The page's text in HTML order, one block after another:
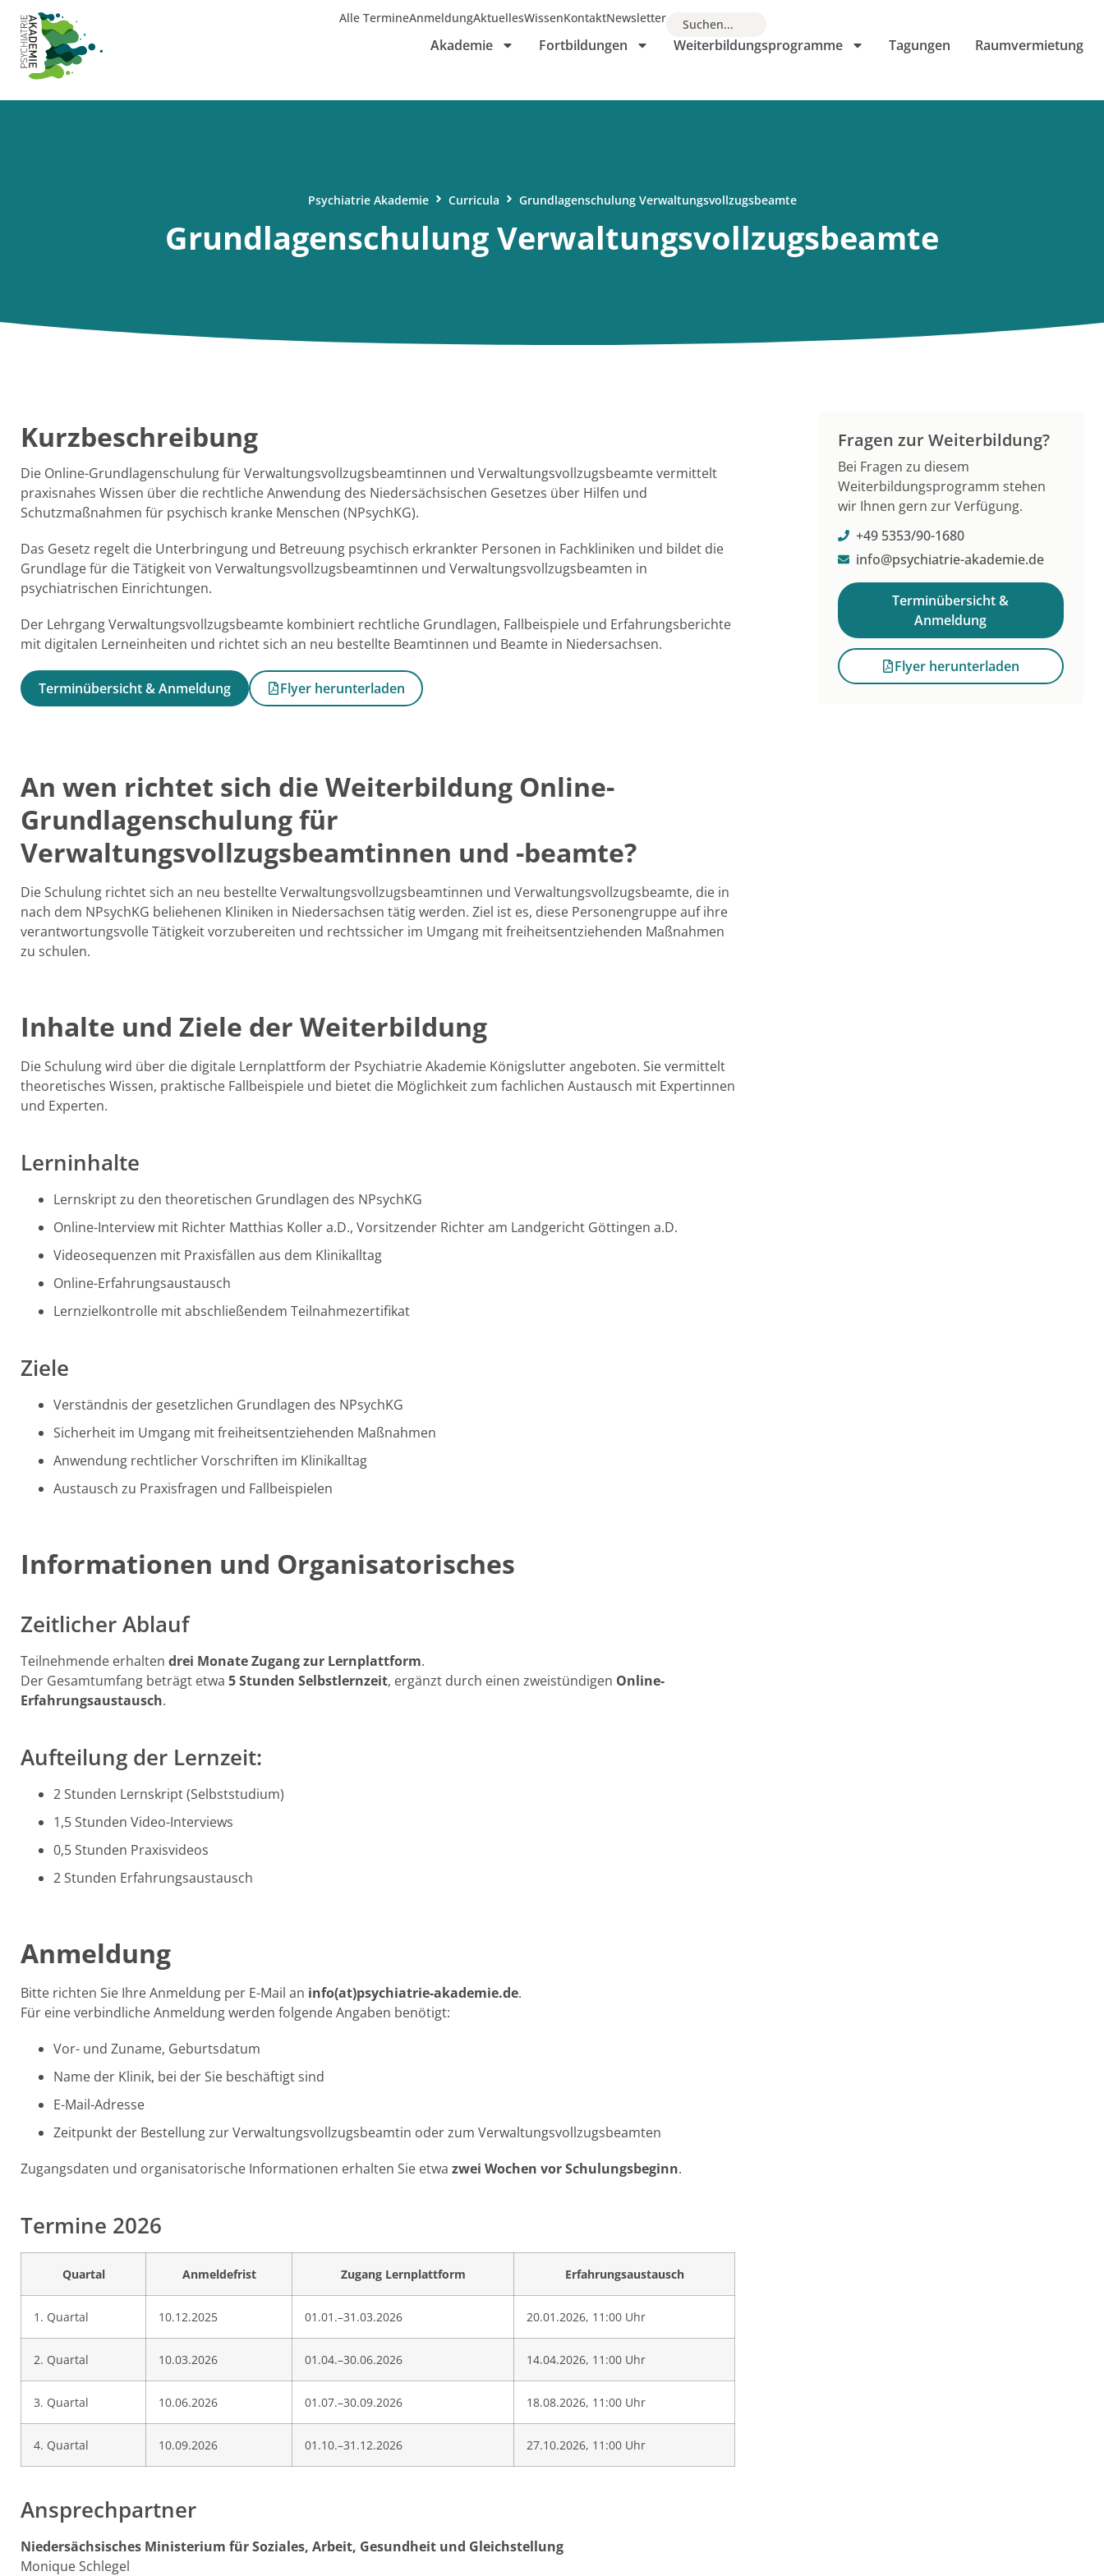
Alle TermineAnmeldungAktuellesWissenKontaktNewsletter Suchen...
Akademie Fortbildungen Weiterbildungsprogramme Tagungen Raumvermietung
Psychiatrie Akademie Curricula Grundlagenschulung Verwaltungsvollzugsbeamte
Grundlagenschulung Verwaltungsvollzugsbeamte
Kurzbeschreibung
Die Online-Grundlagenschulung für Verwaltungsvollzugsbeamtinnen und Verwaltungsvollzugsbeamte vermittelt
praxisnahes Wissen über die rechtliche Anwendung des Niedersächsischen Gesetzes über Hilfen und
Schutzmaßnahmen für psychisch kranke Menschen (NPsychKG).
Das Gesetz regelt die Unterbringung und Betreuung psychisch erkrankter Personen in Fachkliniken und bildet die
Grundlage für die Tätigkeit von Verwaltungsvollzugsbeamtinnen und Verwaltungsvollzugsbeamten in
psychiatrischen Einrichtungen.
Der Lehrgang Verwaltungsvollzugsbeamte kombiniert rechtliche Grundlagen, Fallbeispiele und Erfahrungsberichte
mit digitalen Lerneinheiten und richtet sich an neu bestellte Beamtinnen und Beamte in Niedersachsen.
Terminübersicht & Anmeldung Flyer herunterladen
An wen richtet sich die Weiterbildung Online-
Grundlagenschulung für
Verwaltungsvollzugsbeamtinnen und -beamte?
Die Schulung richtet sich an neu bestellte Verwaltungsvollzugsbeamtinnen und Verwaltungsvollzugsbeamte, die in
nach dem NPsychKG beliehenen Kliniken in Niedersachsen tätig werden. Ziel ist es, diese Personengruppe auf ihre
verantwortungsvolle Tätigkeit vorzubereiten und rechtssicher im Umgang mit freiheitsentziehenden Maßnahmen
zu schulen.
Inhalte und Ziele der Weiterbildung
Die Schulung wird über die digitale Lernplattform der Psychiatrie Akademie Königslutter angeboten. Sie vermittelt
theoretisches Wissen, praktische Fallbeispiele und bietet die Möglichkeit zum fachlichen Austausch mit Expertinnen
und Experten.
Lerninhalte
Lernskript zu den theoretischen Grundlagen des NPsychKG
Online-Interview mit Richter Matthias Koller a.D., Vorsitzender Richter am Landgericht Göttingen a.D.
Videosequenzen mit Praxisfällen aus dem Klinikalltag
Online-Erfahrungsaustausch
Lernzielkontrolle mit abschließendem Teilnahmezertifikat
Ziele
Verständnis der gesetzlichen Grundlagen des NPsychKG
Sicherheit im Umgang mit freiheitsentziehenden Maßnahmen
Anwendung rechtlicher Vorschriften im Klinikalltag
Austausch zu Praxisfragen und Fallbeispielen
Informationen und Organisatorisches
Zeitlicher Ablauf
Teilnehmende erhalten drei Monate Zugang zur Lernplattform.
Der Gesamtumfang beträgt etwa 5 Stunden Selbstlernzeit, ergänzt durch einen zweistündigen Online-
Erfahrungsaustausch.
Aufteilung der Lernzeit:
2 Stunden Lernskript (Selbststudium)
1,5 Stunden Video-Interviews
0,5 Stunden Praxisvideos
2 Stunden Erfahrungsaustausch
Anmeldung
Bitte richten Sie Ihre Anmeldung per E-Mail an info(at)psychiatrie-akademie.de.
Für eine verbindliche Anmeldung werden folgende Angaben benötigt:
Vor- und Zuname, Geburtsdatum
Name der Klinik, bei der Sie beschäftigt sind
E-Mail-Adresse
Zeitpunkt der Bestellung zur Verwaltungsvollzugsbeamtin oder zum Verwaltungsvollzugsbeamten
Zugangsdaten und organisatorische Informationen erhalten Sie etwa zwei Wochen vor Schulungsbeginn.
Termine 2026
Quartal Anmeldefrist Zugang Lernplattform Erfahrungsaustausch
1. Quartal 10.12.2025 01.01.–31.03.2026 20.01.2026, 11:00 Uhr
2. Quartal 10.03.2026 01.04.–30.06.2026 14.04.2026, 11:00 Uhr
3. Quartal 10.06.2026 01.07.–30.09.2026 18.08.2026, 11:00 Uhr
4. Quartal 10.09.2026 01.10.–31.12.2026 27.10.2026, 11:00 Uhr
Ansprechpartner
Niedersächsisches Ministerium für Soziales, Arbeit, Gesundheit und Gleichstellung
Monique Schlegel
Fragen zur Weiterbildung?
Bei Fragen zu diesem
Weiterbildungsprogramm stehen
wir Ihnen gern zur Verfügung.
+49 5353/90-1680
info@psychiatrie-akademie.de
Terminübersicht &
Anmeldung
Flyer herunterladen